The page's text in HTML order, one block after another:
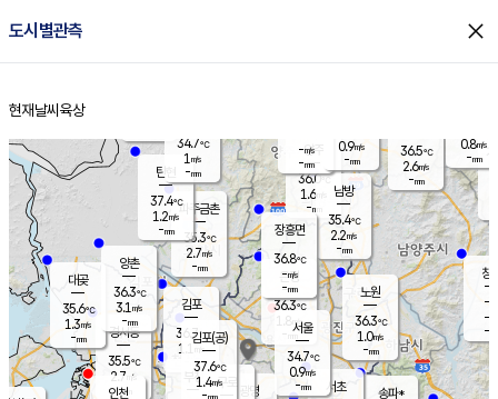
도시별관측 close
홈
현재날씨 육상
양주
36.0℃
1.6
-mm
경서동
35.5℃
2.7 m/s
-mm
파주금촌
35.3℃
2.7m/s
-mm
36.5℃
2.6m/s
-mm
대곶
35.6℃
1.3m/s
-mm
창
-
-m/
-
탄현
37.4℃
1.2m/s
-mm
0.8m/s
-mm
김포
36.7℃
1.1 m/s
mm
광명
부천
양촌
36.3℃
3.1 m/s
-mm
구로
은평
36.3℃
1.8 m/s
- mm
노원
36.3℃
1.0m/s
-mm
송파*
서초
남방
35.4℃
2.2m/s
-mm
장흥면
36.8℃
-m/s
-mm
-m/s
-mm
김포(공)
37.6℃
1.4m/s
-mm
인천
서울
34.7℃
0.9m/s
-mm
34.7℃
1 m/s
-mm
0.9m/s
-mm